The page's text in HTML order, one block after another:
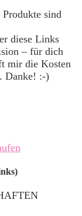
sind
diese Links
– für dich
mir die Kosten
Danke! :-)